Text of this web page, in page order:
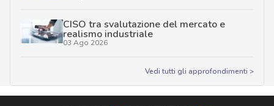
CISO tra svalutazione del mercato e
realismo industriale
03 Ago 2026
Vedi tutti gli approfondimenti >